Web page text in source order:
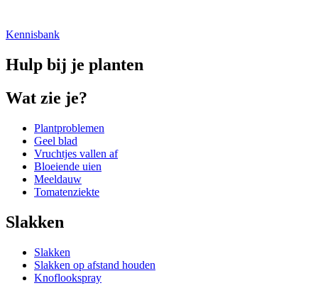
Kennisbank
Hulp bij je planten
Wat zie je?
Plantproblemen
Geel blad
Vruchtjes vallen af
Bloeiende uien
Meeldauw
Tomatenziekte
Slakken
Slakken
Slakken op afstand houden
Knoflookspray